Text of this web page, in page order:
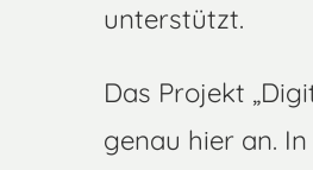
unterstützt.
Das Projekt
genau hier an.